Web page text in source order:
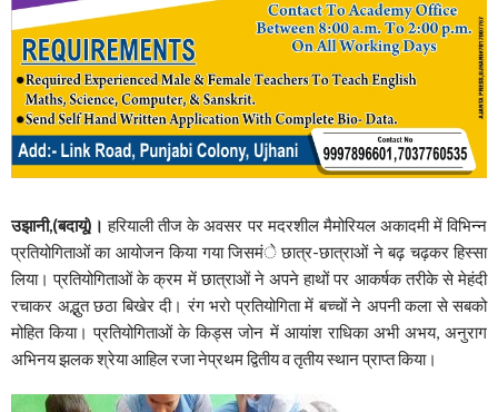
उझानी,(बदायूं)। हरियाली तीज के अवसर पर मदरशील मैमोरियल अकादमी में विभिन्न
प्रतियोगिताओं का आयोजन किया गया जिसमंे छात्र-छात्राओं ने बढ़ चढ़कर हिस्सा
लिया। प्रतियोगिताओं के क्रम में छात्राओं ने अपने हाथों पर आकर्षक तरीके से मेहंदी
रचाकर अद्भुत छठा बिखेर दी। रंग भरो प्रतियोगिता में बच्चों ने अपनी कला से सबको
मोहित किया। प्रतियोगिताओं के किड्स जोन में आयांश राधिका अभी अभय, अनुराग
अभिनय झलक श्रेया आहिल रजा नेप्रथम द्वितीय व तृतीय स्थान प्राप्त किया।